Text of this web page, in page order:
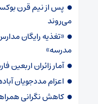
پس از نیم قرن
می‌روند
«تغذیه رایگان
مدرسه»
آمار زائران اربعین فارس از ۱۳۶
اعزام مددجویان
کاهش نگرانی